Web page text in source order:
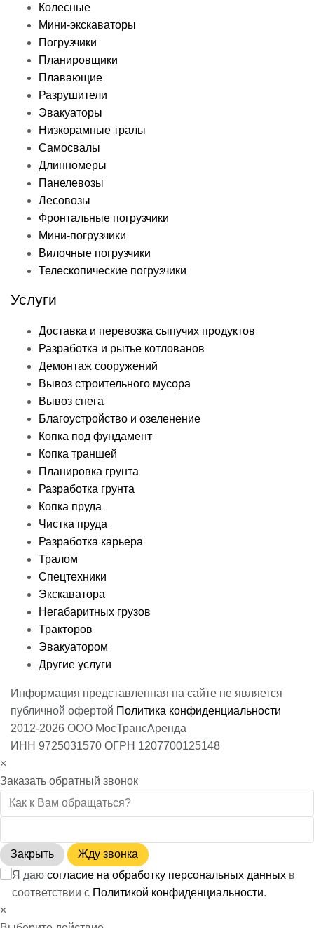
Колесные
Мини-экскаваторы
Погрузчики
Планировщики
Плавающие
Разрушители
Эвакуаторы
Низкорамные тралы
Самосвалы
Длинномеры
Панелевозы
Лесовозы
Фронтальные погрузчики
Мини-погрузчики
Вилочные погрузчики
Телескопические погрузчики
Услуги
Доставка и перевозка сыпучих продуктов
Разработка и рытье котлованов
Демонтаж сооружений
Вывоз строительного мусора
Вывоз снега
Благоустройство и озеленение
Копка под фундамент
Копка траншей
Планировка грунта
Разработка грунта
Копка пруда
Чистка пруда
Разработка карьера
Тралом
Спецтехники
Экскаватора
Негабаритных грузов
Тракторов
Эвакуатором
Другие услуги
Информация представленная на сайте не является
публичной офертой Политика конфиденциальности
2012-2026 ООО МосТрансАренда
ИНН 9725031570 ОГРН 1207700125148
×
Заказать обратный звонок
Закрыть
Жду звонка
Я даю согласие на обработку персональных данных в
соответствии с Политикой конфиденциальности.
×